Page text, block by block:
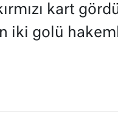
kart
iki golü